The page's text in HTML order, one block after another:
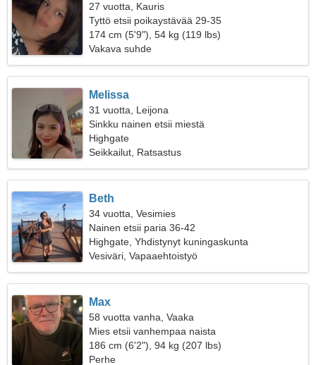
27 vuotta, Kauris
Tyttö etsii poikaystävää 29-35
174 cm (5'9"), 54 kg (119 lbs)
Vakava suhde
Melissa
31 vuotta, Leijona
Sinkku nainen etsii miestä
Highgate
Seikkailut, Ratsastus
Beth
34 vuotta, Vesimies
Nainen etsii paria 36-42
Highgate, Yhdistynyt kuningaskunta
Vesiväri, Vapaaehtoistyö
Max
58 vuotta vanha, Vaaka
Mies etsii vanhempaa naista
186 cm (6'2"), 94 kg (207 lbs)
Perhe